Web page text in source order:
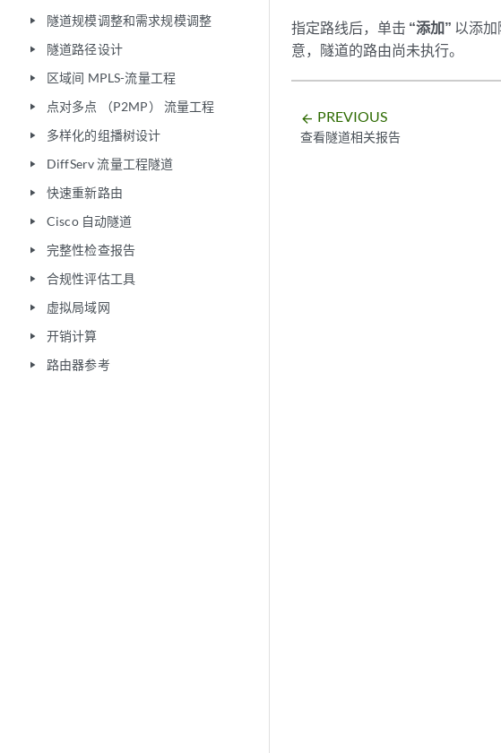
play_arrow 隧道规模调整和需求规模调整
play_arrow 隧道路径设计
play_arrow 区域间 MPLS-流量工程
play_arrow 点对多点 （P2MP） 流量工程
play_arrow 多样化的组播树设计
play_arrow DiffServ 流量工程隧道
play_arrow 快速重新路由
play_arrow Cisco 自动隧道
play_arrow 完整性检查报告
play_arrow 合规性评估工具
play_arrow 虚拟局域网
play_arrow 开销计算
play_arrow 路由器参考
指定路线后，单击 “添加” 以添
意，隧道的路由尚未执行。
arrow_backward PREVIOUS
查看隧道相关报告